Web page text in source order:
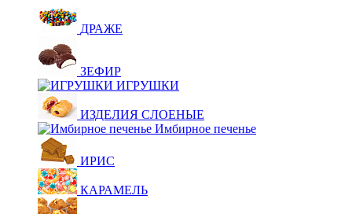
ДРАЖЕ
ЗЕФИР
ИГРУШКИ
ИЗДЕЛИЯ СЛОЕНЫЕ
Имбирное печенье
ИРИС
КАРАМЕЛЬ